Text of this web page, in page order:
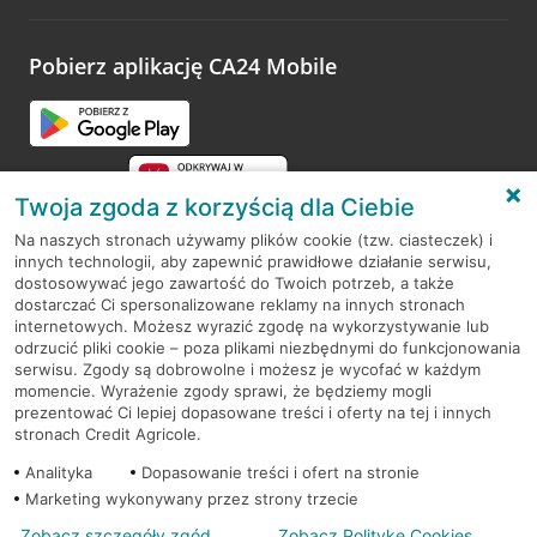
opinie.
Pobierz aplikację CA24 Mobile
RODO
Regulamin serwisu
Mapa serwisu
PolitykaCookies
Twoja zgoda z korzyścią dla Ciebie
Na naszych stronach używamy plików cookie (tzw. ciasteczek) i
innych technologii, aby zapewnić prawidłowe działanie serwisu,
dostosowywać jego zawartość do Twoich potrzeb, a także
dostarczać Ci spersonalizowane reklamy na innych stronach
internetowych. Możesz wyrazić zgodę na wykorzystywanie lub
odrzucić pliki cookie – poza plikami niezbędnymi do funkcjonowania
serwisu. Zgody są dobrowolne i możesz je wycofać w każdym
momencie. Wyrażenie zgody sprawi, że będziemy mogli
prezentować Ci lepiej dopasowane treści i oferty na tej i innych
stronach Credit Agricole.
Analityka
Dopasowanie treści i ofert na stronie
Marketing wykonywany przez strony trzecie